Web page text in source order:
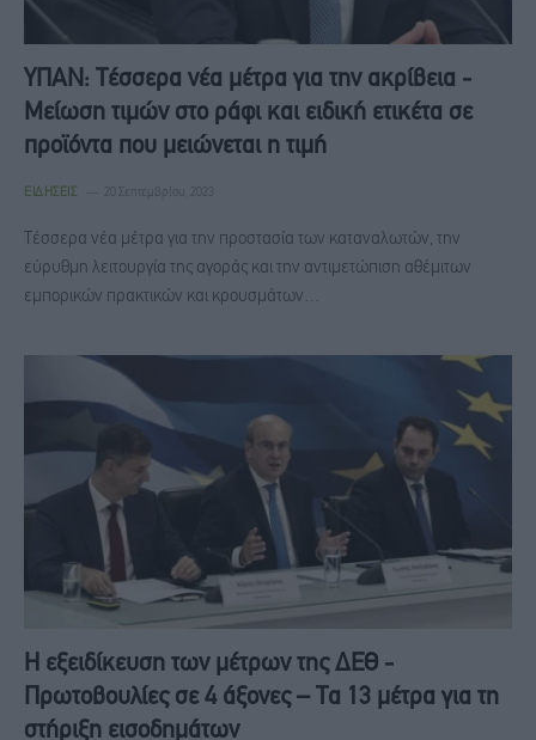
ΥΠΑΝ: Tέσσερα νέα μέτρα για την ακρίβεια -
Μείωση τιμών στο ράφι και ειδική ετικέτα σε
προϊόντα που μειώνεται η τιμή
ΕΙΔΉΣΕΙΣ 20 Σεπτεμβρίου, 2023
Τέσσερα νέα μέτρα για την προστασία των καταναλωτών, την
εύρυθμη λειτουργία της αγοράς και την αντιμετώπιση αθέμιτων
εμπορικών πρακτικών και κρουσμάτων…
Η εξειδίκευση των μέτρων της ΔΕΘ -
Πρωτοβουλίες σε 4 άξονες – Τα 13 μέτρα για τη
στήριξη εισοδημάτων